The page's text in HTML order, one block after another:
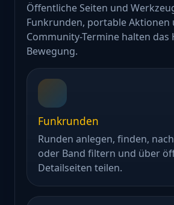
Öffentliche Seiten und
Funkrunden, portable Aktionen
Community-Termine halten das
Bewegung.
Funkrunden
Runden anlegen, finden,
oder Band filtern und über
Detailseiten teilen.